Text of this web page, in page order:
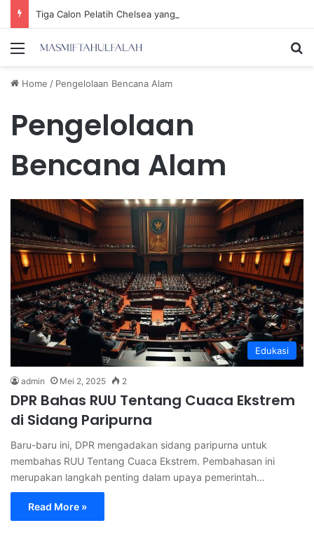
Menu
Home / Pengelolaan Bencana Alam
Pengelolaan
Bencana Alam
Edukasi
admin Mei 2, 2025 2
DPR Bahas RUU Tentang Cuaca Ekstrem
di Sidang Paripurna
Baru-baru ini, DPR mengadakan sidang paripurna untuk
membahas RUU Tentang Cuaca Ekstrem. Pembahasan ini
merupakan langkah penting dalam upaya pemerintah…
Read More »